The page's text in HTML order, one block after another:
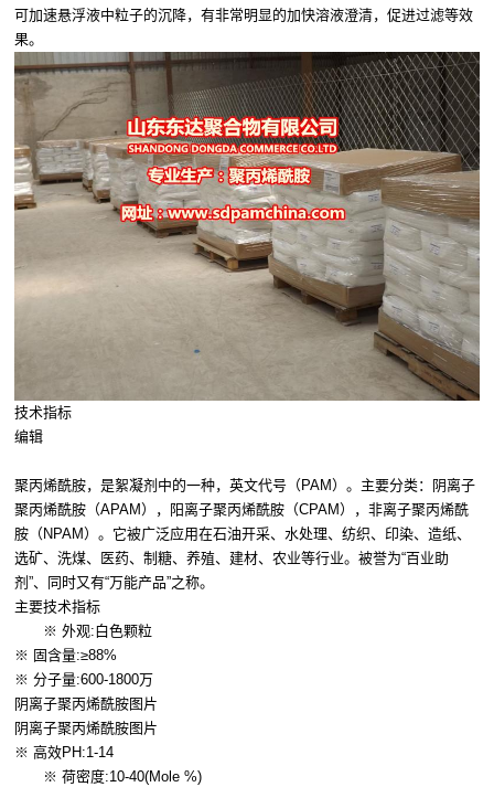
可加速悬浮液中粒子的沉降，有非常明显的加快溶液澄清，促进过滤等效
果。
技术指标
编辑
聚丙烯酰胺，是絮凝剂中的一种，英文代号（PAM）。主要分类：阴离子
聚丙烯酰胺（APAM），阳离子聚丙烯酰胺（CPAM），非离子聚丙烯酰
胺（NPAM）。它被广泛应用在石油开采、水处理、纺织、印染、造纸、
选矿、洗煤、医药、制糖、养殖、建材、农业等行业。被誉为“百业助
剂”、同时又有“万能产品”之称。
主要技术指标
※ 外观:白色颗粒
※ 固含量:≥88%
※ 分子量:600-1800万
阴离子聚丙烯酰胺图片
阴离子聚丙烯酰胺图片
※ 高效PH:1-14
※ 荷密度:10-40(Mole %)